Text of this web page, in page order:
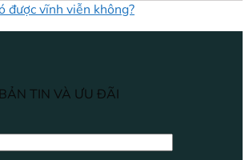
được vĩnh viễn không?
TIN VÀ ƯU ĐÃI